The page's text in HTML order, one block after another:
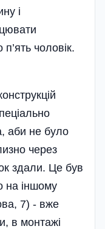
і
чоловік.
аби не було
через
здали. Це був
на іншому
7) - вже
в монтажі